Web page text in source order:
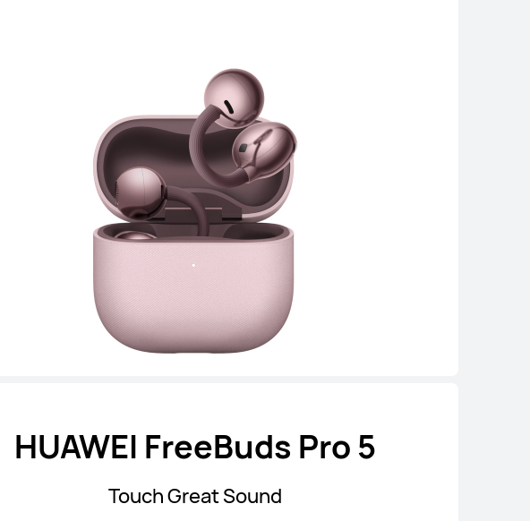
HUAWEI FreeBuds Pro 5
Touch Great Sound